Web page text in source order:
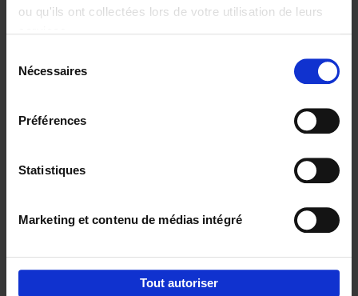
ou qu'ils ont collectées lors de votre utilisation de leurs
Nécessaires
Préférences
Statistiques
Marketing et contenu de médias intégré
Tout autoriser
Building Bonds = Building